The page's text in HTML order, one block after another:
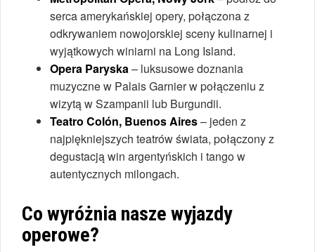
serca amerykańskiej opery, połączona z
odkrywaniem nowojorskiej sceny kulinarnej i
wyjątkowych winiarni na Long Island.
Opera Paryska– luksusowe doznania
muzyczne w Palais Garnier w połączeniu z
wizytą w Szampanii lub Burgundii.
Teatro Colón, Buenos Aires– jeden z
najpiękniejszych teatrów świata, połączony z
degustacją win argentyńskich i tango w
autentycznych milongach.
Co wyróżnia nasze wyjazdy
operowe?